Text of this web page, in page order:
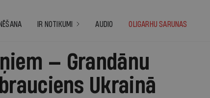
IR NOTIKUMI AUDIO OLIGARHU SARUNAS
— Grandānu
Ukrainā